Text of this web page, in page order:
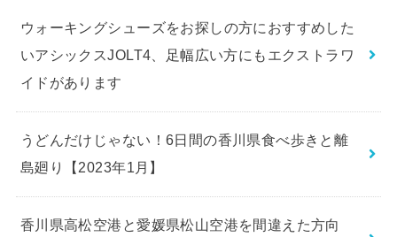
ウォーキングシューズをお探しの方におすすめした
いアシックスJOLT4、足幅広い方にもエクストラワ
イドがあります
うどんだけじゃない！6日間の香川県食べ歩きと離
島廻り【2023年1月】
香川県高松空港と愛媛県松山空港を間違えた方向